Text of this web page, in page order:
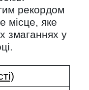
рекордом
місце, яке
змаганнях у